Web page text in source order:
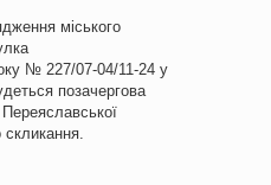
міського
№ 227/07-04/11-24 у
позачергова
Переяславської
скликання.